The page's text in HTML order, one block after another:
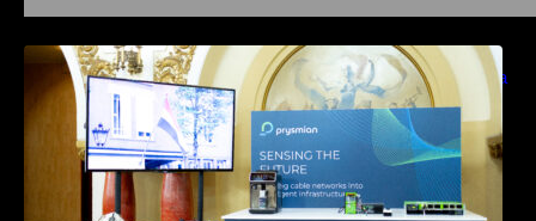
Prysmian aduce la COMM26 tehnologii de
sensing si Digital Energy pentru monitorizarea
in timp real a infrastrucrutilor critice